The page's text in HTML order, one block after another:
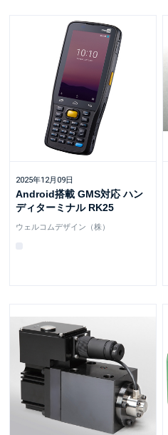
2025年12月09日
Android搭載 GMS対応 ハン
ディターミナル RK25
ウェルコムデザイン（株）